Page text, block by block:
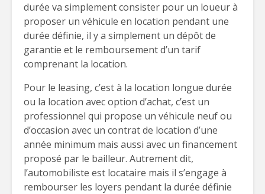
durée va simplement consister pour un loueur à
proposer un véhicule en location pendant une
durée définie, il y a simplement un dépôt de
garantie et le remboursement d’un tarif
comprenant la location.
Pour le leasing, c’est à la location longue durée
ou la location avec option d’achat, c’est un
professionnel qui propose un véhicule neuf ou
d’occasion avec un contrat de location d’une
année minimum mais aussi avec un financement
proposé par le bailleur. Autrement dit,
l’automobiliste est locataire mais il s’engage à
rembourser les loyers pendant la durée définie